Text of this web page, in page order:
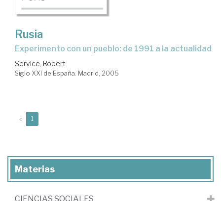
Rusia
experimento con un pueblo: de 1991 a la actualidad
Service, Robert
Siglo XXI de España. Madrid, 2005
« 1
Materias
CIENCIAS SOCIALES